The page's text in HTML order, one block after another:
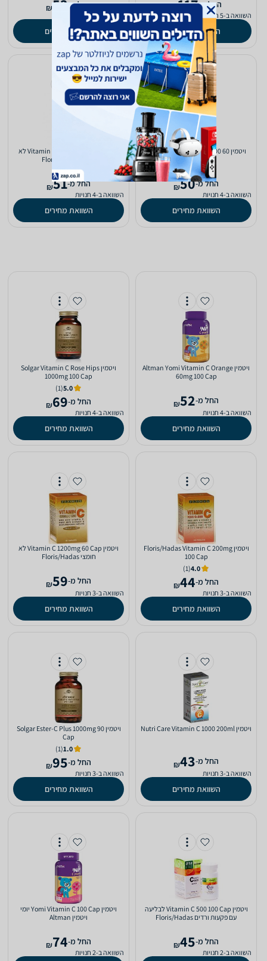
‫החל מ-117
השוואה ב-5 חנויות
השוואת מחירים
‫החל מ-53
₪
השוואה ב-4 חנויות
השוואת מחירים
ויטמין Nutri Care Vitamin C 1000 60
Cap
‫החל מ-50
₪
השוואה ב-4 חנויות
השוואת מחירים
ויטמין Vitamin C 600mg 100 Cap לא
‫החל מ-51
₪
השוואה ב-4 חנויות
השוואת מחירים
ויטמין Altman Yomi Vitamin C Orange
60mg 100 Cap
‫החל מ-52
₪
השוואה ב-4 חנויות
השוואת מחירים
ויטמין Solgar Vitamin C Rose Hips
1000mg 100 Cap
5.0
(1)
‫החל מ-69
₪
השוואה ב-4 חנויות
השוואת מחירים
ויטמין Floris/Hadas Vitamin C 200mg
100 Cap
4.0
(1)
‫החל מ-44
₪
השוואה ב-3 חנויות
השוואת מחירים
ויטמין Vitamin C 1200mg 60 Cap לא
חומצי Floris/Hadas
‫החל מ-59
₪
השוואה ב-3 חנויות
השוואת מחירים
ויטמין Nutri Care Vitamin C 1000 200ml
‫החל מ-43
₪
השוואה ב-3 חנויות
השוואת מחירים
ויטמין Solgar Ester-C Plus 1000mg 90
Cap
1.0
(1)
‫החל מ-95
₪
השוואה ב-3 חנויות
השוואת מחירים
ויטמין Vitamin C 500 100 Cap לבליעה
עם פקעות ורדים Floris/Hadas
‫החל מ-45
₪
השוואה ב-2 חנויות
ויטמין Yomi Vitamin C 100 Cap יומי
ויטמין Altman
‫החל מ-74
₪
השוואה ב-2 חנויות